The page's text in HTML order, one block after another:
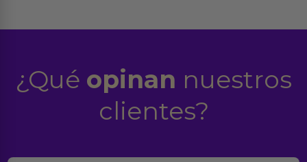
¿Qué opinan nuestros
clientes?